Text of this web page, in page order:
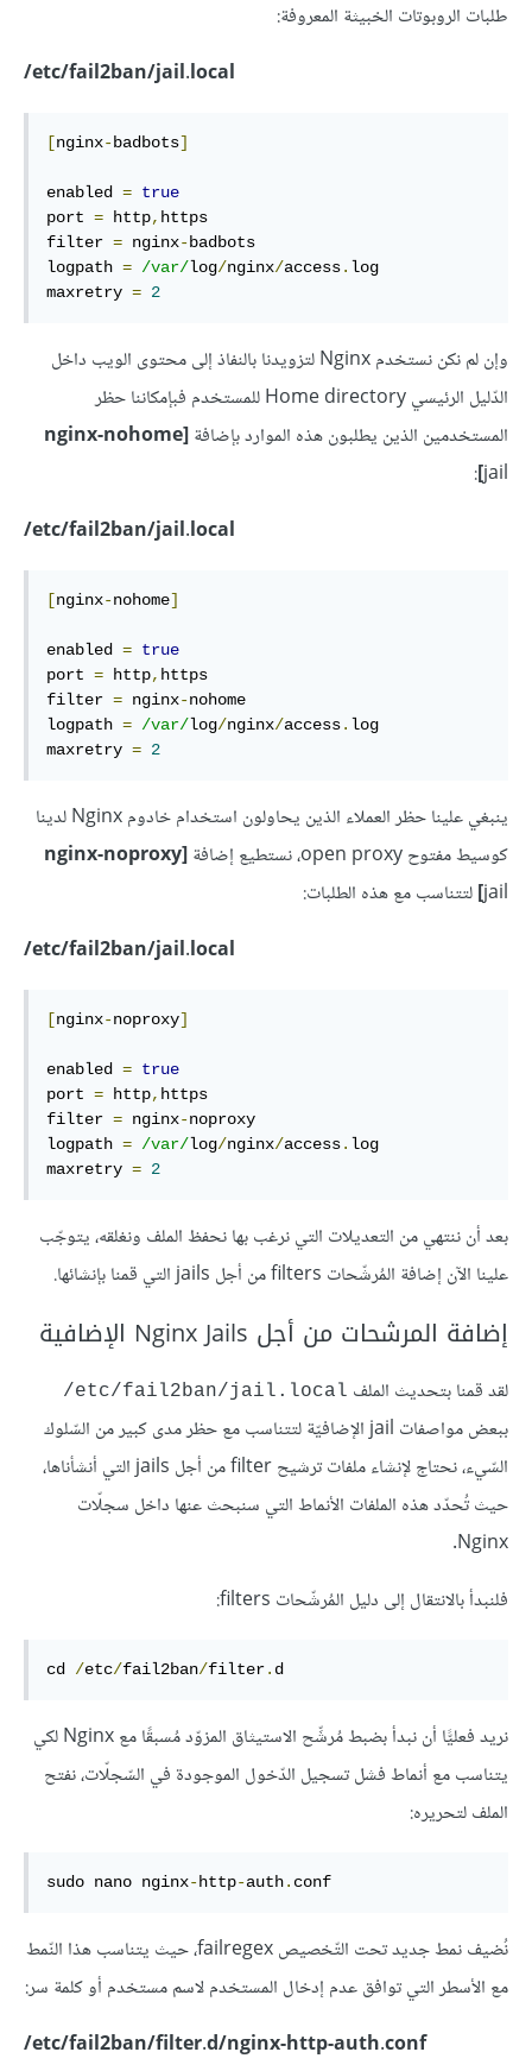
طلبات الروبوتات الخبيثة المعروفة:
etc/fail2ban/jail.local/
[nginx-badbots]
enabled = true
port = http, https
filter = nginx-badbots
logpath = /var/log/nginx/access. log
maxretry = 2
وإن لم نكن نستخدم Nginx لتزويدنا بالنفاذ إلى محتوى الويب داخل
الدّليل الرئيسي Home directory للمستخدم فبإمكاننا حظر
المستخدمين الذين يطلبون هذه الموارد بإضافةnginx-nohome]
jail
]
:
etc/fail2ban/jail.local/
[nginx-nohome]
enabled = true
port = http, https
filter = nginx-nohome
logpath = /var/log/nginx/access. log
maxretry = 2
ينبغي علينا حظر العملاء الذين يحاولون استخدام خادوم Nginx لدينا
كوسيط مفتوح open proxy، نستطيع إضافة
nginx-noproxy]
jail
]لتتناسب مع هذه الطلبات:
etc/fail2ban/jail.local/
[nginx-noproxy]
enabled = true
port = http, https
filter = nginx-noproxy
logpath = /var/log/nginx/access. log
maxretry = 2
بعد أن ننتهي من التعديلات التي نرغب بها نحفظ الملف ونغلقه، يتوجّب
علينا الآن إضافة المُرشّحات filters من أجل jails التي قمنا بإنشائها.
إضافة المرشحات من أجل Nginx Jails الإضافية
لقد قمنا بتحديث الملف etc/fail2ban/jail.local/
ببعض مواصفات jail الإضافيّة لتتناسب مع حظر مدى كبير من السّلوك
السّيء، نحتاج لإنشاء ملفات ترشيح filter من أجل jails التي أنشأناها،
حيث تُحدّد هذه الملفات الأنماط التي سنبحث عنها داخل سجلّات
Nginx.
فلنبدأ بالانتقال إلى دليل المُرشّحات filters:
cd /etc/fail2ban/filter. d
نريد فعليًّا أن نبدأ بضبط مُرشِّح الاستيثاق المزوّد مُسبقًا مع Nginx لكي
يتناسب مع أنماط فشل تسجيل الدّخول الموجودة في السّجلّات، نفتح
الملف لتحريره:
sudo nano nginx-http-auth. conf
نُضيف نمط جديد تحت التّخصيص failregex، حيث يتناسب هذا النّمط
مع الأسطر التي توافق عدم إدخال المستخدم لاسم مستخدم أو كلمة سر:
etc/fail2ban/filter.d/nginx-http-auth.conf/